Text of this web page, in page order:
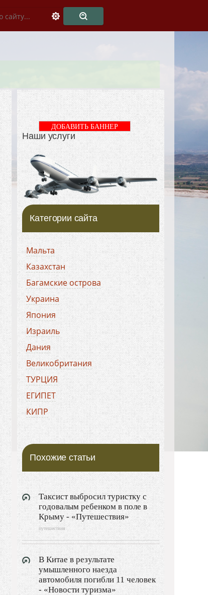
Наши услуги
ДОБАВИТЬ БАННЕР
Категории сайта
Мальта
Казахстан
Багамские острова
Украина
Япония
Израиль
Дания
Великобритания
ТУРЦИЯ
ЕГИПЕТ
КИПР
ХОРВАТИЯ
БОЛГАРИЯ
ГРЕЦИЯ
ЧЕРНОГОРИЯ
ИТАЛИЯ
ФРАНЦИЯ
ИСПАНИЯ
ПОЛЬША
РОССИЯ
Туризм
Путешествия
Похожие статьи
Таксист выбросил туристку с
годовалым ребенком в поле в
Крыму - «Путешествия»
путешествия
В Китае в результате
умышленного наезда
автомобиля погибли 11 человек
- «Новости туризма»